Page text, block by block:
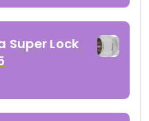
Super Lock